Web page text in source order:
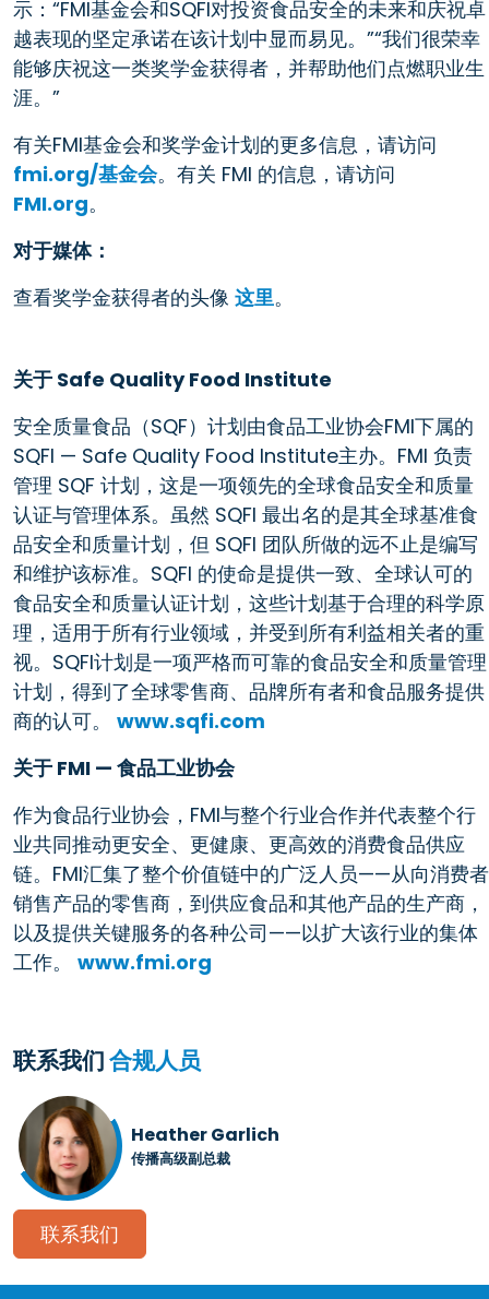
示：“FMI基金会和SQFI对投资食品安全的未来和庆祝卓
越表现的坚定承诺在该计划中显而易见。”“我们很荣幸
能够庆祝这一类奖学金获得者，并帮助他们点燃职业生
涯。”
有关FMI基金会和奖学金计划的更多信息，请访问
fmi.org/基金会。有关 FMI 的信息，请访问
FMI.org。
对于媒体：
查看奖学金获得者的头像 这里。
关于 Safe Quality Food Institute
安全质量食品（SQF）计划由食品工业协会FMI下属的
SQFI — Safe Quality Food Institute主办。FMI 负责
管理 SQF 计划，这是一项领先的全球食品安全和质量
认证与管理体系。虽然 SQFI 最出名的是其全球基准食
品安全和质量计划，但 SQFI 团队所做的远不止是编写
和维护该标准。SQFI 的使命是提供一致、全球认可的
食品安全和质量认证计划，这些计划基于合理的科学原
理，适用于所有行业领域，并受到所有利益相关者的重
视。SQFI计划是一项严格而可靠的食品安全和质量管理
计划，得到了全球零售商、品牌所有者和食品服务提供
商的认可。 www.sqfi.com
关于 FMI — 食品工业协会
作为食品行业协会，FMI与整个行业合作并代表整个行
业共同推动更安全、更健康、更高效的消费食品供应
链。FMI汇集了整个价值链中的广泛人员——从向消费者
销售产品的零售商，到供应食品和其他产品的生产商，
以及提供关键服务的各种公司——以扩大该行业的集体
工作。 www.fmi.org
联系我们合规人员
Heather Garlich
传播高级副总裁
联系我们